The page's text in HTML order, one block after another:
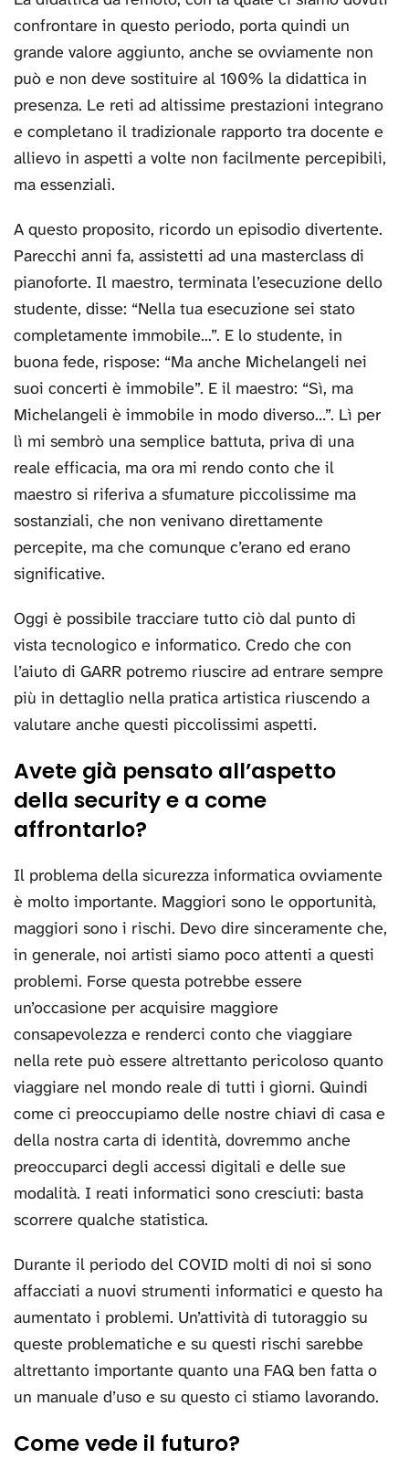
confrontare in questo periodo, porta quindi un
grande valore aggiunto, anche se ovviamente non
può e non deve sostituire al 100% la didattica in
presenza. Le reti ad altissime prestazioni integrano
e completano il tradizionale rapporto tra docente e
allievo in aspetti a volte non facilmente percepibili,
ma essenziali.
A questo proposito, ricordo un episodio divertente.
Parecchi anni fa, assistetti ad una masterclass di
pianoforte. Il maestro, terminata l’esecuzione dello
studente, disse: “Nella tua esecuzione sei stato
completamente immobile...”. E lo studente, in
buona fede, rispose: “Ma anche Michelangeli nei
suoi concerti è immobile”. E il maestro: “Sì, ma
Michelangeli è immobile in modo diverso…”. Lì per
lì mi sembrò una semplice battuta, priva di una
reale efficacia, ma ora mi rendo conto che il
maestro si riferiva a sfumature piccolissime ma
sostanziali, che non venivano direttamente
percepite, ma che comunque c’erano ed erano
significative.
Oggi è possibile tracciare tutto ciò dal punto di
vista tecnologico e informatico. Credo che con
l’aiuto di GARR potremo riuscire ad entrare sempre
più in dettaglio nella pratica artistica riuscendo a
valutare anche questi piccolissimi aspetti.
Avete già pensato all’aspetto
della security e a come
affrontarlo?
Il problema della sicurezza informatica ovviamente
è molto importante. Maggiori sono le opportunità,
maggiori sono i rischi. Devo dire sinceramente che,
in generale, noi artisti siamo poco attenti a questi
problemi. Forse questa potrebbe essere
un’occasione per acquisire maggiore
consapevolezza e renderci conto che viaggiare
nella rete può essere altrettanto pericoloso quanto
viaggiare nel mondo reale di tutti i giorni. Quindi
come ci preoccupiamo delle nostre chiavi di casa e
della nostra carta di identità, dovremmo anche
preoccuparci degli accessi digitali e delle sue
modalità. I reati informatici sono cresciuti: basta
scorrere qualche statistica.
Durante il periodo del COVID molti di noi si sono
affacciati a nuovi strumenti informatici e questo ha
aumentato i problemi. Un’attività di tutoraggio su
queste problematiche e su questi rischi sarebbe
altrettanto importante quanto una FAQ ben fatta o
un manuale d’uso e su questo ci stiamo lavorando.
Come vede il futuro?